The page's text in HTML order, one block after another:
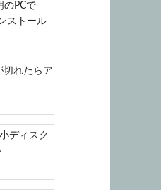
のPCで
ストール
切れたらア
ディスク